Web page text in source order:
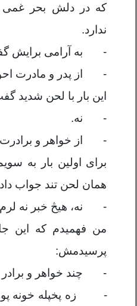
که در دلش بحر غمی
ندارد.
-
به آرامی برایش
-
از پدر و مادرت
این بار با لحن شدید
-
نه.
-
از خواهر و
برای اولین بار به
همان لحن تند جواب
-
نه، هیڅ خبر نه
من فهمیدم که این
پرسیدمش:
-
چند خواهر و
-
زه پخپله خونه